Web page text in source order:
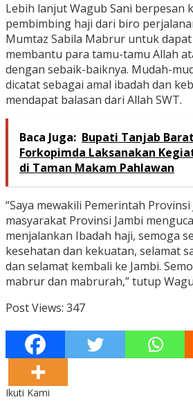
Lebih lanjut Wagub Sani berpesan
pembimbing haji dari biro
Mumtaz Sabila Mabrur untuk
membantu para tamu-tamu Allah
dengan sebaik-baiknya. Mudah-
dicatat sebagai amal ibadah dan
mendapat balasan dari Allah SWT.
Baca Juga: Bupati Tanjab
Forkopimda Laksanakan
di Taman Makam Pahlawan
“Saya mewakili Pemerintah Provinsi
masyarakat Provinsi Jambi
menjalankan Ibadah haji, semoga
kesehatan dan kekuatan, selamat
dan selamat kembali ke Jambi.
mabrur dan mabrurah,” tutup
Post Views: 347
Ikuti Kami